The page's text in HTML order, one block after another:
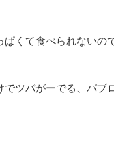
ぱくて食べられないの
でツバがーでる、パブ